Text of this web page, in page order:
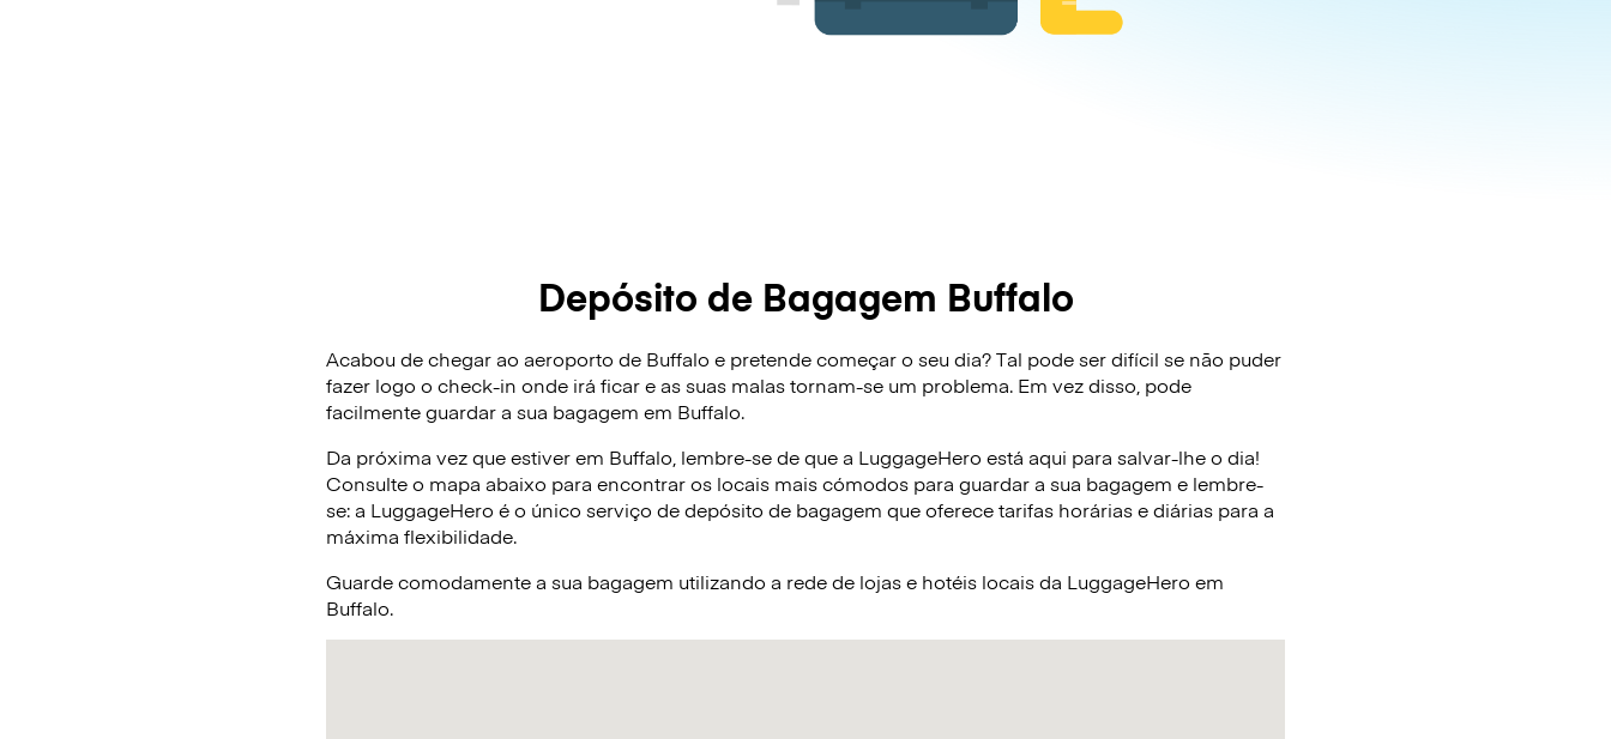
Depósito de Bagagem Buffalo
Acabou de chegar ao aeroporto de Buffalo e pretende começar o seu dia? Tal pode ser difícil se não puder
fazer logo o check-in onde irá ficar e as suas malas tornam-se um problema. Em vez disso, pode
facilmente guardar a sua bagagem em Buffalo.
Da próxima vez que estiver em Buffalo, lembre-se de que a LuggageHero está aqui para salvar-lhe o dia!
Consulte o mapa abaixo para encontrar os locais mais cómodos para guardar a sua bagagem e lembre-
se: a LuggageHero é o único serviço de depósito de bagagem que oferece tarifas horárias e diárias para a
máxima flexibilidade.
Guarde comodamente a sua bagagem utilizando a rede de lojas e hotéis locais da LuggageHero em
Buffalo.